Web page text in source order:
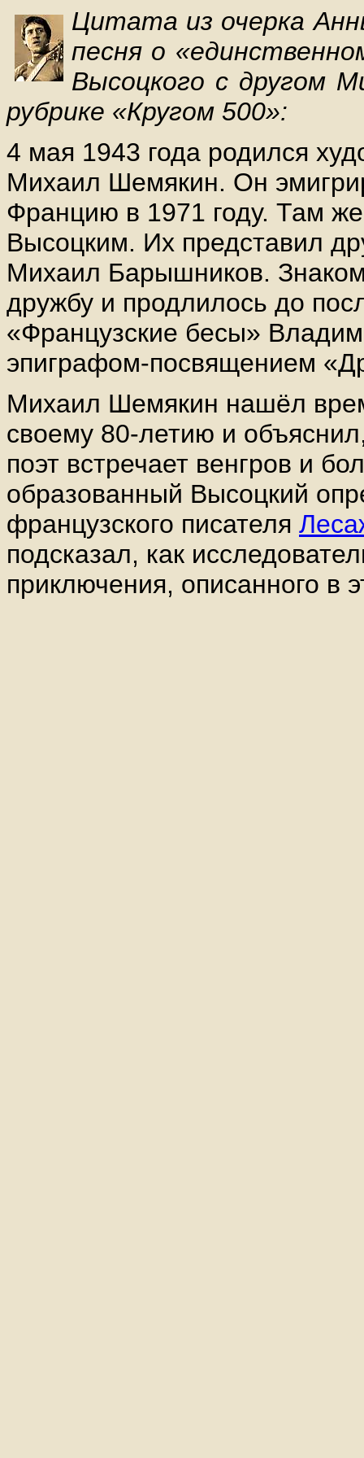
Цитата из очерка
песня о
Высоцкого с другом
рубрике «Кругом 500»:
4 мая 1943 года родился
Михаил Шемякин. Он
Францию в 1971 году. Там
Высоцким. Их представил
Михаил Барышников.
дружбу и продлилось до
«Французские бесы»
эпиграфом-посвящением
Михаил Шемякин нашёл
своему 80-летию и
поэт встречает венгров и
образованный Высоцкий
французского писателя
подсказал, как
приключения, описанного в